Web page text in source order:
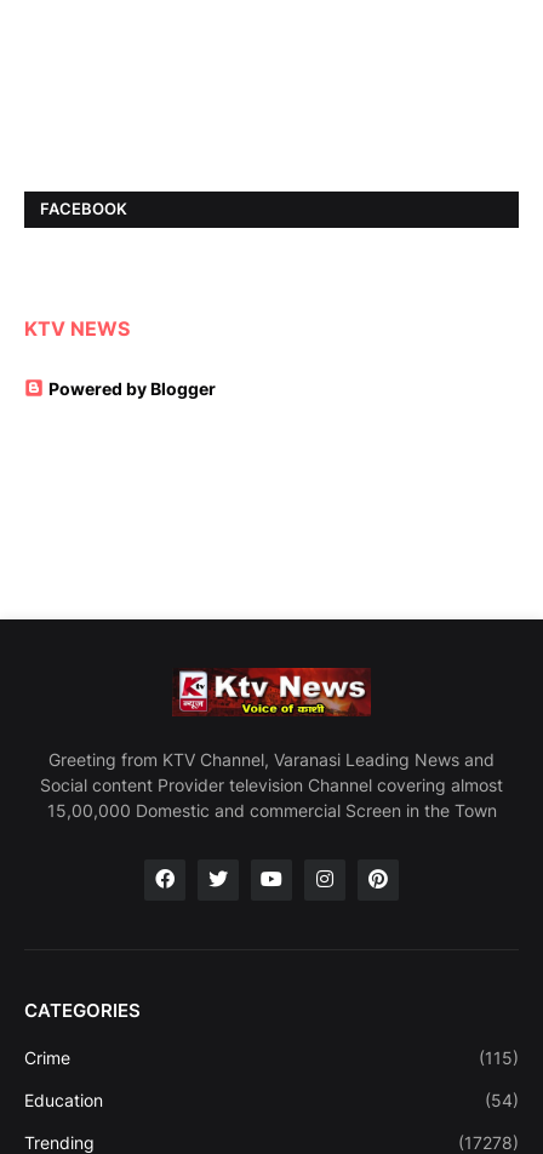
FACEBOOK
KTV NEWS
Powered by Blogger
Greeting from KTV Channel, Varanasi Leading News and
Social content Provider television Channel covering almost
15,00,000 Domestic and commercial Screen in the Town
CATEGORIES
Crime (115)
Education (54)
Trending (17278)